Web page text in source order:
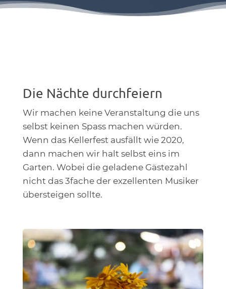
Die Nächte durchfeiern
Wir machen keine Veranstaltung die uns
selbst keinen Spass machen würden.
Wenn das Kellerfest ausfällt wie 2020,
dann machen wir halt selbst eins im
Garten. Wobei die geladene Gästezahl
nicht das 3fache der exzellenten Musiker
übersteigen sollte.